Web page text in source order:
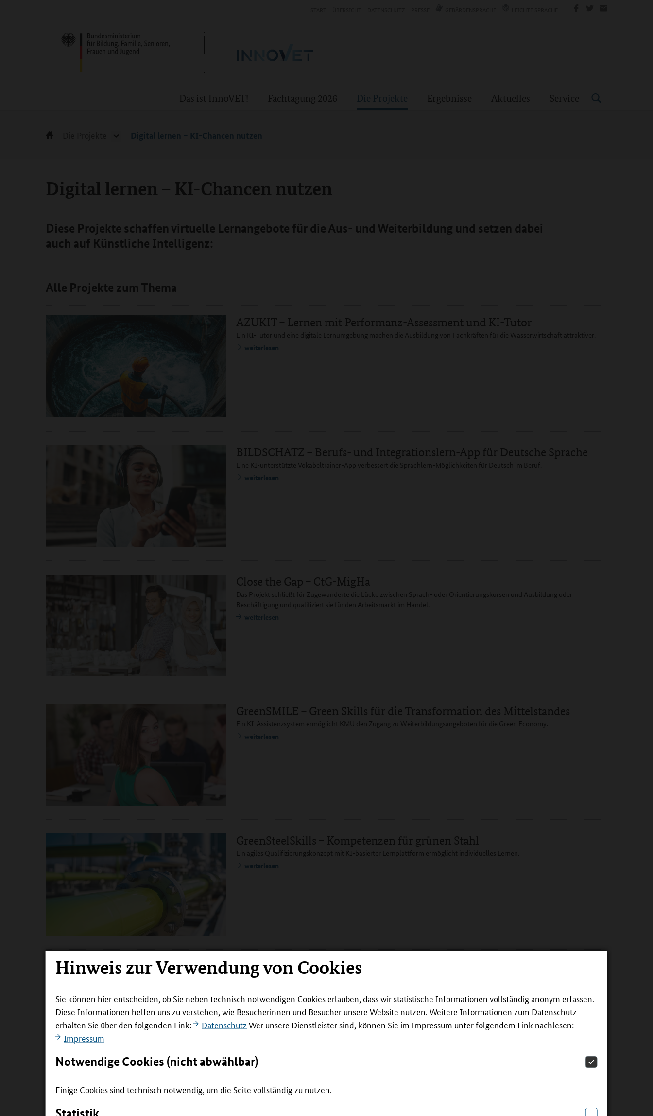
Hinweis zur Verwendung von Cookies
Sie können hier entscheiden, ob Sie neben technisch notwendigen Cookies erlauben, dass wir statistische Informationen vollständig anonym erfassen.
Diese Informationen helfen uns zu verstehen, wie Besucherinnen und Besucher unsere Website nutzen. Weitere Informationen zum Datenschutz
erhalten Sie über den folgenden Link:
Datenschutz Wer unsere Dienstleister sind, können Sie im Impressum unter folgendem Link nachlesen:
Impressum
Notwendige Cookies (nicht abwählbar)
Einige Cookies sind technisch notwendig, um die Seite vollständig zu nutzen.
Statistik
Das ist InnoVET! Fachtagung 2026 Die Projekte Ergebnisse Aktuelles Service
Digital lernen – KI-Chancen nutzen
Digital lernen – KI-Chancen nutzen
Diese Projekte schaffen virtuelle Lernangebote für die Aus- und Weiterbildung und setzen dabei
auch auf Künstliche Intelligenz:
Alle Projekte zum Thema
AZUKIT – Lernen mit Performanz-Assessment und KI-Tutor
Ein KI-Tutor und eine digitale Lernumgebung machen die Ausbildung von Fachkräften für die Wasserwirtschaft attraktiver.
weiterlesen
BILDSCHATZ – Berufs- und Integrationslern-App für Deutsche Sprache
Eine KI-unterstützte Vokabeltrainer-App verbessert die Sprachlern-Möglichkeiten für Deutsch im Beruf.
weiterlesen
Close the Gap – CtG-MigHa
Das Projekt schließt für Zugewanderte die Lücke zwischen Sprach- oder Orientierungskursen und Ausbildung oder
Beschäftigung und qualifiziert sie für den Arbeitsmarkt im Handel.
weiterlesen
GreenSMILE – Green Skills für die Transformation des Mittelstandes
Ein KI-Assistenzsystem ermöglicht KMU den Zugang zu Weiterbildungsangeboten für die Green Economy.
weiterlesen
GreenSteelSkills – Kompetenzen für grünen Stahl
Ein agiles Qualifizierungskonzept mit KI-basierter Lernplattform ermöglicht individuelles Lernen.
weiterlesen
InnoFort – Innovative Fortbildung im Handwerk durch Microcredentials
weiterlesen
InnoVEtion57 – Innovation & Vocational Education in der Region 57